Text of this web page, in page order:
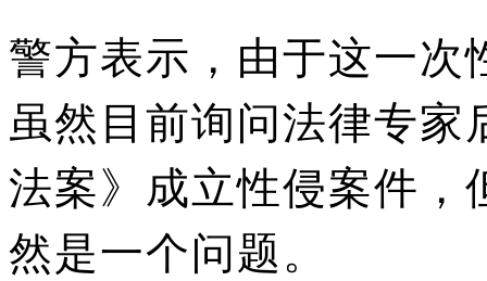
警方表示，由于这一
虽然目前询问法律专
法案》成立性侵案件
然是一个问题。